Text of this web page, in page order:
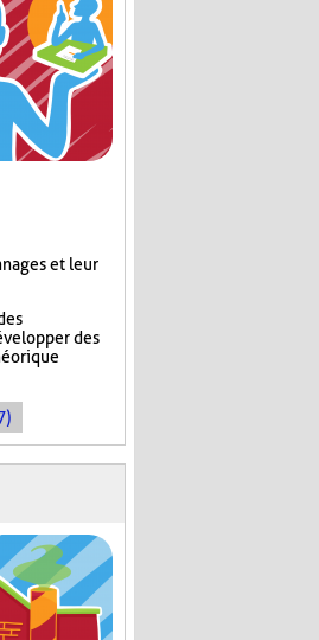
et leur
des